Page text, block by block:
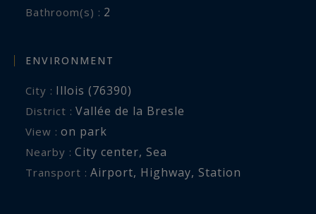
Bathroom(s) : 2
ENVIRONMENT
City : Illois (76390)
District : Vallée de la Bresle
View : on park
Nearby : City center, Sea
Transport : Airport, Highway, Station